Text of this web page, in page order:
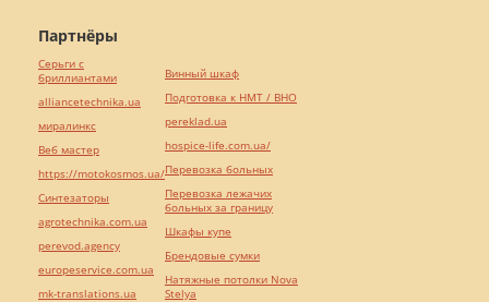
Партнёры
Серьги с
бриллиантами
alliancetechnika.ua
миралинкс
Веб мастер
https://motokosmos.ua/
Синтезаторы
agrotechnika.com.ua
perevod.agency
europeservice.com.ua
mk-translations.ua
Винный шкаф
Подготовка к НМТ / ВНО
pereklad.ua
hospice-life.com.ua/
Перевозка больных
Перевозка лежачих
больных за границу
Шкафы купе
Брендовые сумки
Натяжные потолки Nova
Stelya